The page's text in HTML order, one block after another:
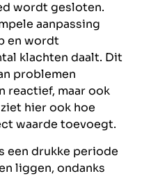
wordt gesloten.
aanpassing
en wordt
klachten daalt. Dit
problemen
reactief, maar ook
hier ook hoe
waarde toevoegt.
een drukke periode
liggen, ondanks